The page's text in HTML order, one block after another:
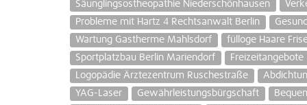
Säunglingsostheopathie Niederschönhausen
Probleme mit Hartz 4 Rechtsanwalt Berlin
Wartung Gastherme Mahlsdorf
fülloge Haare
Sportplatzbau Berlin Mariendorf
Freizeitangebote
Logopädie Ärztezentrum Ruschestraße
YAG-Laser
Gewährleistungsbürgschaft